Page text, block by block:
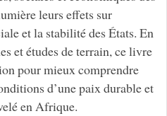
leurs effets sur
et la stabilité des États. En
et études de terrain, ce livre
pour mieux comprendre
d’une paix durable et
en Afrique.